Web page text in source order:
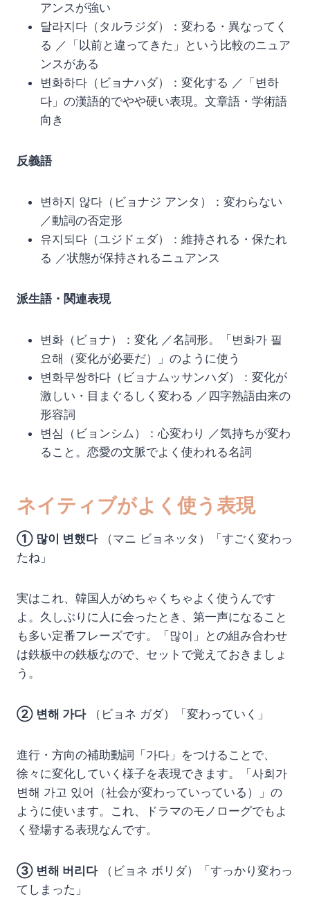
アンスが強い
달라지다（タルラジダ）：変わる・異なってく
る ／「以前と違ってきた」という比較のニュア
ンスがある
변화하다（ビョナハダ）：変化する ／「변하
다」の漢語的でやや硬い表現。文章語・学術語
向き
反義語
변하지 않다（ビョナジ アンタ）：変わらない
／動詞の否定形
유지되다（ユジドェダ）：維持される・保たれ
る ／状態が保持されるニュアンス
派生語・関連表現
변화（ビョナ）：変化 ／名詞形。「변화가 필
요해（変化が必要だ）」のように使う
변화무쌍하다（ビョナムッサンハダ）：変化が
激しい・目まぐるしく変わる ／四字熟語由来の
形容詞
변심（ビョンシム）：心変わり ／気持ちが変わ
ること。恋愛の文脈でよく使われる名詞
ネイティブがよく使う表現
① 많이 변했다（マニ ビョネッタ）「すごく変わっ
たね」
実はこれ、韓国人がめちゃくちゃよく使うんです
よ。久しぶりに人に会ったとき、第一声になること
も多い定番フレーズです。「많이」との組み合わせ
は鉄板中の鉄板なので、セットで覚えておきましょ
う。
② 변해 가다（ビョネ ガダ）「変わっていく」
進行・方向の補助動詞「가다」をつけることで、
徐々に変化していく様子を表現できます。「사회가
변해 가고 있어（社会が変わっていっている）」の
ように使います。これ、ドラマのモノローグでもよ
く登場する表現なんです。
③ 변해 버리다（ビョネ ボリダ）「すっかり変わっ
てしまった」